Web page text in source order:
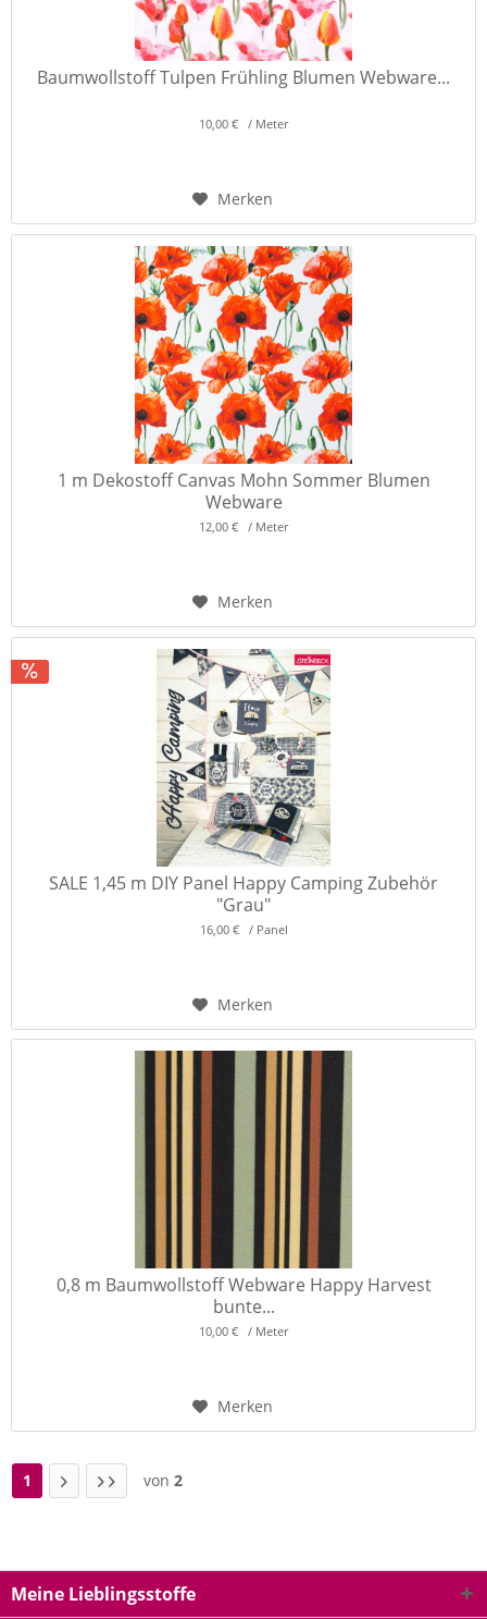
Baumwollstoff Tulpen Frühling Blumen Webware...
10,00 € / Meter
Merken
1 m Dekostoff Canvas Mohn Sommer Blumen
Webware
12,00 € / Meter
Merken
SALE 1,45 m DIY Panel Happy Camping Zubehör
"Grau"
16,00 € / Panel
Merken
0,8 m Baumwollstoff Webware Happy Harvest
bunte...
10,00 € / Meter
Merken
1 von 2
Meine Lieblingsstoffe